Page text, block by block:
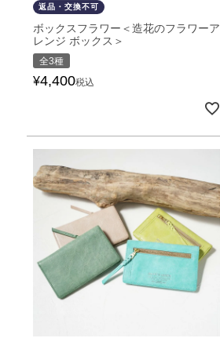
返品・交換不可
ボックスフラワー＜造花のフラワーア
レンジ ボックス＞
全3種
¥4,400税込